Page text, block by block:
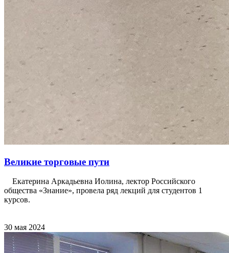
Великие торговые пути
Екатерина Аркадьевна Иолина, лектор Российского
общества «Знание», провела ряд лекций для студентов 1
курсов.
30 мая 2024